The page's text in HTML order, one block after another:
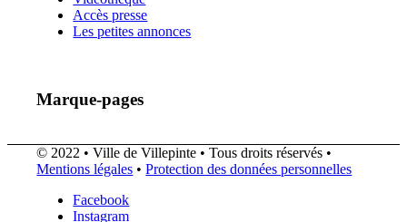
Accès presse
Les petites annonces
Marque-pages
© 2022 • Ville de Villepinte • Tous droits réservés •
Mentions légales •Protection des données personnelles
Facebook
Instagram